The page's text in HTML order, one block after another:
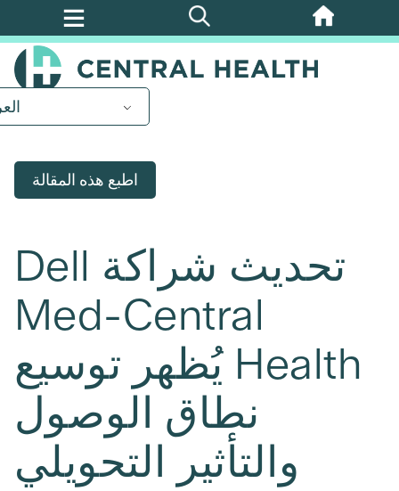
تخطي
اطبع هذه المقالة
تحديث شراكة Dell
Med-Central
Health يُظهر توسيع
نطاق الوصول
والتأثير التحويلي